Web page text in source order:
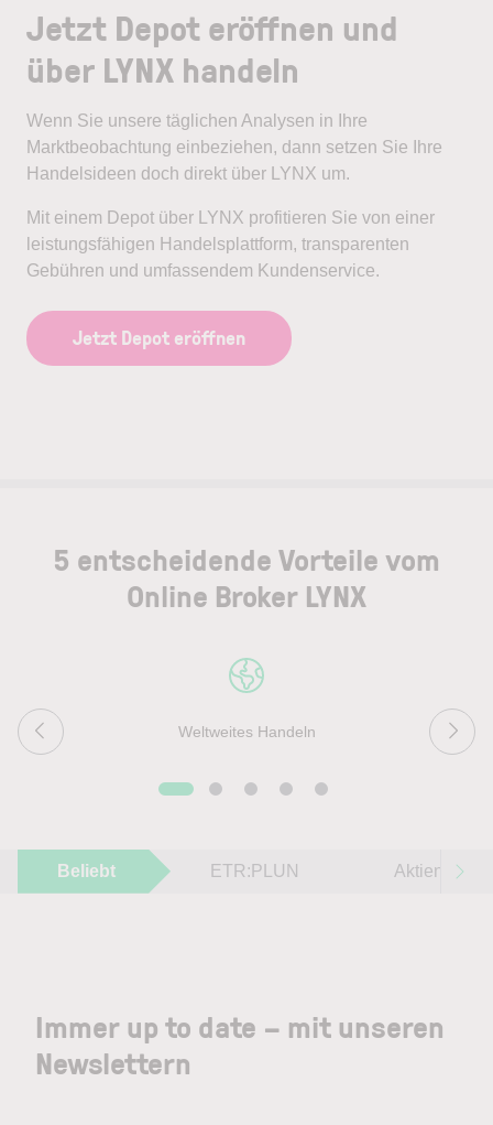
Jetzt Depot eröffnen und
über LYNX handeln
Wenn Sie unsere täglichen Analysen in Ihre
Marktbeobachtung einbeziehen, dann setzen Sie Ihre
Handelsideen doch direkt über LYNX um.
Mit einem Depot über LYNX profitieren Sie von einer
leistungsfähigen Handelsplattform, transparenten
Gebühren und umfassendem Kundenservice.
Jetzt Depot eröffnen
5 entscheidende Vorteile vom
Online Broker LYNX
Weltweites Handeln
Beliebt ETR:PLUN Aktien im
Immer up to date – mit unseren
Newslettern